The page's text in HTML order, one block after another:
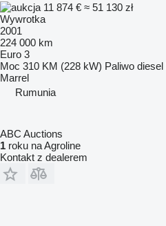
11 874 € ≈ 51 130 zł
Wywrotka
2001
224 000 km
Euro 3
Moc 310 KM (228 kW) Paliwo diesel
Marrel
Rumunia
ABC Auctions
1 roku na Agroline
Kontakt z dealerem